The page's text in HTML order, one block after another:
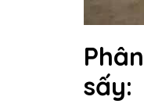
sấy: